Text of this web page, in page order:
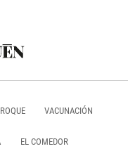
VACUNACIÓN
EL COMEDOR